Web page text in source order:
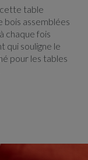
table
bois assemblées
chaque fois
qui souligne le
pour les tables